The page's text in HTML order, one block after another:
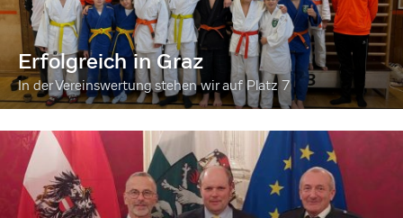
Erfolgreich in Graz
In der Vereinswertung stehen wir auf Platz 7